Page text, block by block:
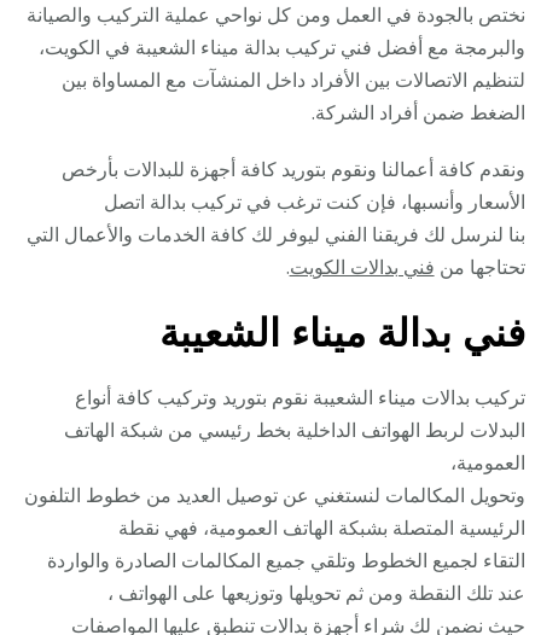
نختص بالجودة في العمل ومن كل نواحي عملية التركيب والصيانة
والبرمجة مع أفضل فني تركيب بدالة ميناء الشعيبة في الكويت،
لتنظيم الاتصالات بين الأفراد داخل المنشآت مع المساواة بين
الضغط ضمن أفراد الشركة.
ونقدم كافة أعمالنا ونقوم بتوريد كافة أجهزة للبدالات بأرخص
الأسعار وأنسبها، فإن كنت ترغب في تركيب بدالة اتصل
بنا لنرسل لك فريقنا الفني ليوفر لك كافة الخدمات والأعمال التي
تحتاجها من فني بدالات الكويت.
فني بدالة ميناء الشعيبة
تركيب بدالات ميناء الشعيبة نقوم بتوريد وتركيب كافة أنواع
البدلات لربط الهواتف الداخلية بخط رئيسي من شبكة الهاتف
العمومية،
وتحويل المكالمات لنستغني عن توصيل العديد من خطوط التلفون
الرئيسية المتصلة بشبكة الهاتف العمومية، فهي نقطة
التقاء لجميع الخطوط وتلقي جميع المكالمات الصادرة والواردة
عند تلك النقطة ومن ثم تحويلها وتوزيعها على الهواتف ،
حيث نضمن لك شراء أجهزة بدالات تنطبق عليها المواصفات